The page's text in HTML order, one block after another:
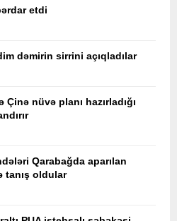
etdi
dəmirin sirrini açıqladılar
nüvə planı hazırladığı
Qarabağda aparılan
tanış oldular